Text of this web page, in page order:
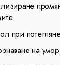
при
на